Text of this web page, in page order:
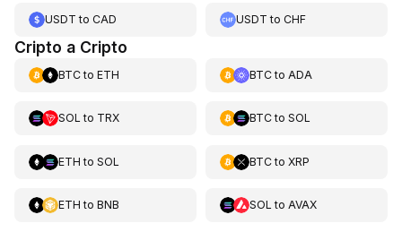
USDT to CAD USDT toCHF
Cripto a Cripto
BTCto ETH BTCto ADA
SOL to TRX BTCto SOL
ETH to SOL BTCto XRP
ETH to BNB SOL to AVAX